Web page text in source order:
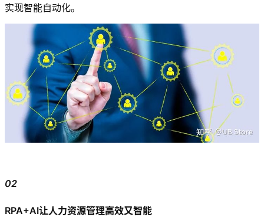
实现智能自动化。
02
RPA+AI让人力资源管理高效又智能